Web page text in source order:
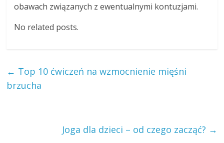
obawach związanych z ewentualnymi kontuzjami.
No related posts.
← Top 10 ćwiczeń na wzmocnienie mięśni
brzucha
Joga dla dzieci – od czego zacząć? →